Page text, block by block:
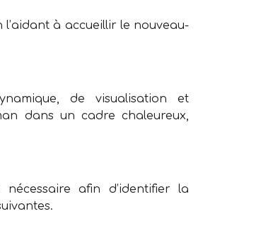
à accueillir le nouveau-
de visualisation et
dans un cadre chaleureux,
afin d’identifier la